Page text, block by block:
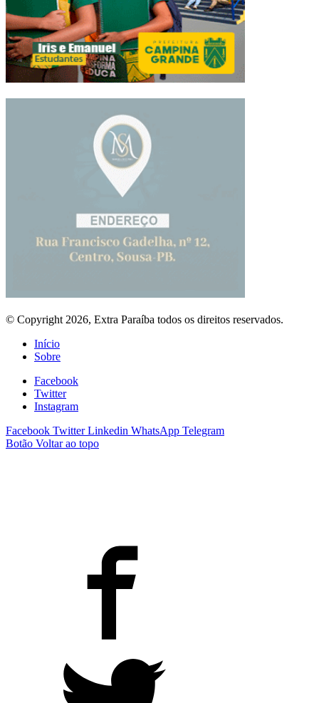
© Copyright 2026, Extra Paraíba todos os direitos reservados.
Início
Sobre
Facebook
Twitter
Instagram
Facebook Twitter Linkedin WhatsApp Telegram
Botão Voltar ao topo